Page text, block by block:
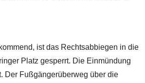
ist das Rechtsabbiegen in die
Platz gesperrt. Die Einmündung
Der Fußgängerüberweg über die